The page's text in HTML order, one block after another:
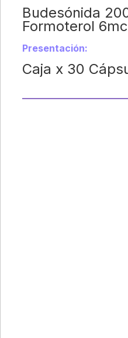
Budesónida
Formoterol
Presentación:
Caja x 30